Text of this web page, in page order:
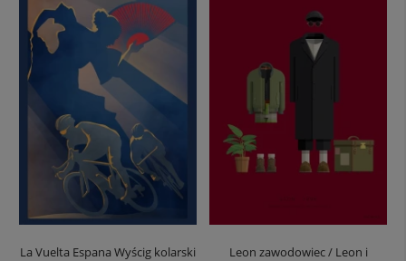
La Vuelta Espana Wyścig kolarski
Leon zawodowiec / Leon i